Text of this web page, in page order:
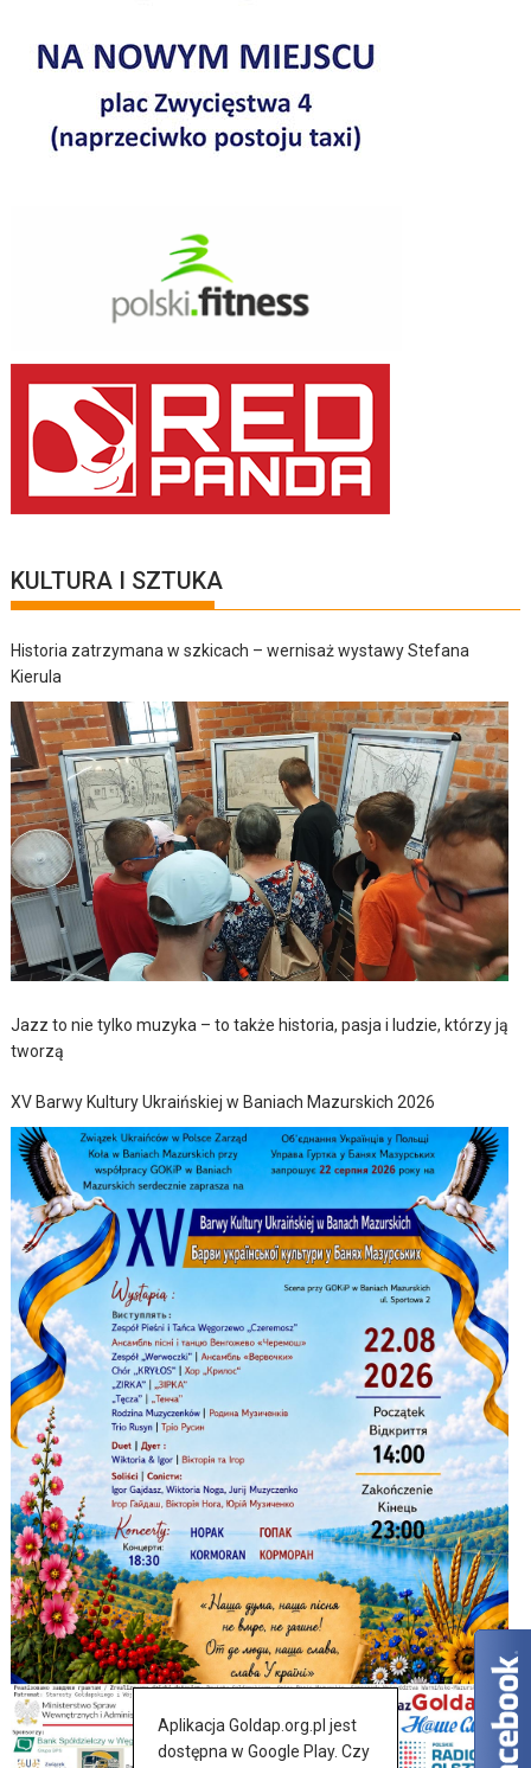
KULTURA I SZTUKA
Historia zatrzymana w szkicach – wernisaż wystawy Stefana
Kierula
Jazz to nie tylko muzyka – to także historia, pasja i ludzie, którzy ją
tworzą
XV Barwy Kultury Ukraińskiej w Baniach Mazurskich 2026
Aplikacja Goldap.org.pl jest
dostępna w Google Play. Czy